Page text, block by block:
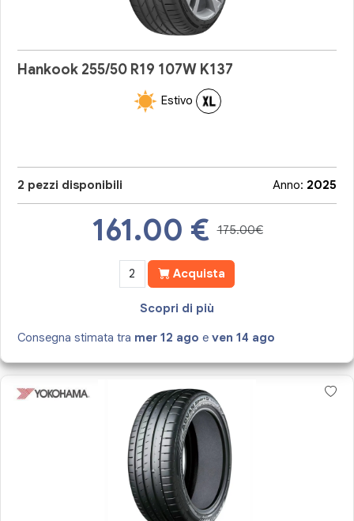
Hankook 255/50 R19 107W K137
Estivo
2 pezzi disponibili Anno: 2025
161.00 € 175.00€
Acquista
Scopri di più
Consegna stimata tra mer 12 ago even 14 ago